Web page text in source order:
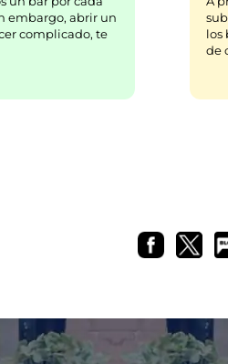
embargo, abrir un
complicado, te
los
de